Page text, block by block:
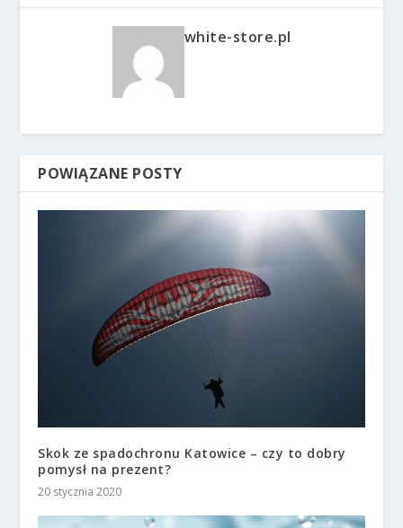
white-store.pl
POWIĄZANE POSTY
Skok ze spadochronu Katowice – czy to dobry
pomysł na prezent?
20 stycznia 2020